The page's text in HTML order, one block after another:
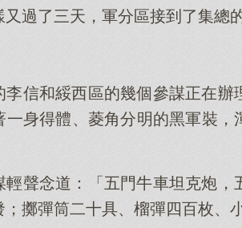
過了三天，軍分區接到了集總
李信和綏西區的幾個參謀正在辦
一身得體、菱角分明的黑軍裝
輕聲念道：「五門牛車坦克炮
；擲彈筒二十具、榴彈四百枚、